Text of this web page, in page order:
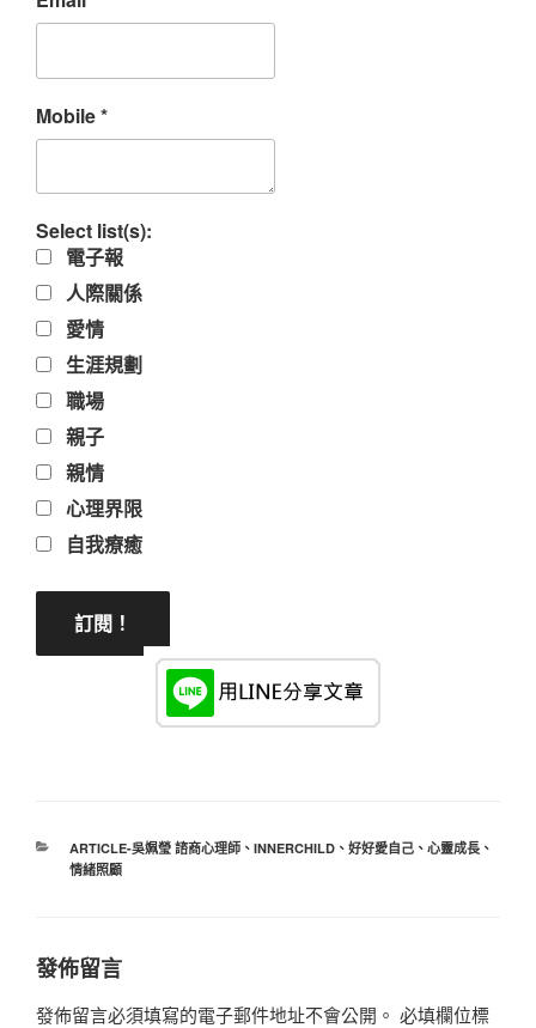
Mobile*
Select list(s):
電子報
人際關係
愛情
生涯規劃
職場
親子
親情
心理界限
自我療癒
分
類
ARTICLE-吳姵瑩 諮商心理師、 INNERCHILD、 好好愛自己、 心靈成長、
情緒照顧
發佈留言
發佈留言必須填寫的電子郵件地址不會公開。 必填欄位標